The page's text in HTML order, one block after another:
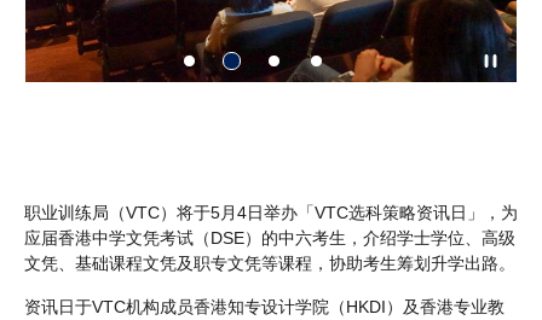
职业训练局（VTC）将于5月4日举办「VTC选科策略资讯日」，为
应届香港中学文凭考试（DSE）的中六考生，介绍学士学位、高级
文凭、基础课程文凭及职专文凭等课程，协助考生筹划升学出路。
资讯日于VTC机构成员香港知专设计学院（HKDI）及香港专业教